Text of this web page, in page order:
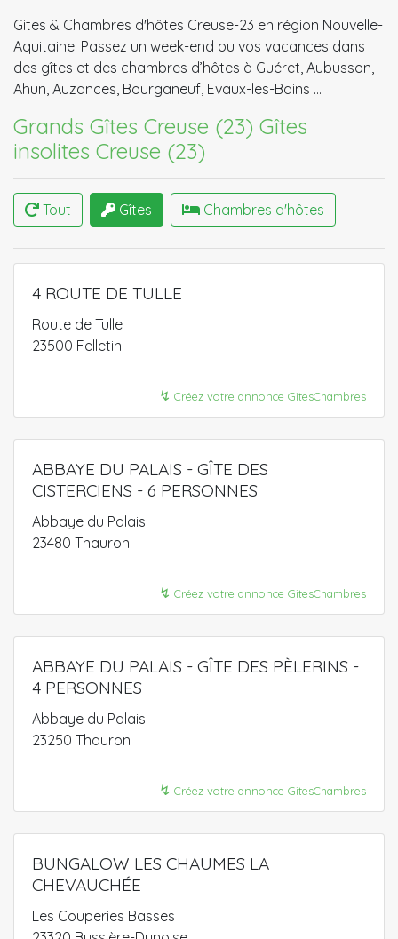
Gites & Chambres d'hôtes Creuse-23 en région Nouvelle-
Aquitaine. Passez un week-end ou vos vacances dans
des gîtes et des chambres d’hôtes à Guéret, Aubusson,
Ahun, Auzances, Bourganeuf, Evaux-les-Bains …
Grands Gîtes Creuse (23) Gîtes
insolites Creuse (23)
Tout Gîtes Chambres d'hôtes
4 ROUTE DE TULLE
Route de Tulle
23500 Felletin
↯ Créez votre annonce GitesChambres
ABBAYE DU PALAIS - GÎTE DES
CISTERCIENS - 6 PERSONNES
Abbaye du Palais
23480 Thauron
↯ Créez votre annonce GitesChambres
ABBAYE DU PALAIS - GÎTE DES PÈLERINS -
4 PERSONNES
Abbaye du Palais
23250 Thauron
↯ Créez votre annonce GitesChambres
BUNGALOW LES CHAUMES LA
CHEVAUCHÉE
Les Couperies Basses